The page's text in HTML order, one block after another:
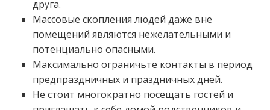
друга.
Массовые скопления людей даже вне
помещений являются нежелательными и
потенциально опасными.
Максимально ограничьте контакты в период
предпраздничных и праздничных дней.
Не стоит многократно посещать гостей и